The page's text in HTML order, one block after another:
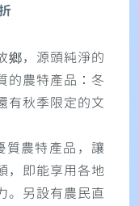
鄉，源頭純淨的
的農特產品：冬
有秋季限定的文
質農特產品，讓
，即能享用各地
。另設有農民直